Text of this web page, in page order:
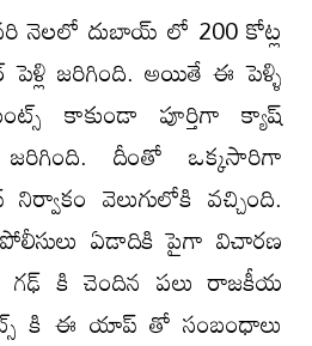
నెలలో దుబాయ్ లో 200 కోట్ల
పెళ్లి జరిగింది. అయితే ఈ పెళ్ళి
కాకుండా పూర్తిగా క్యాష్
దీంతో ఒక్కసారిగా
వెలుగులోకి వచ్చింది.
ఏడాదికి పైగా విచారణ
గఢ్ కి చెందిన పలు రాజకీయ
కి ఈ యాప్ తో సంబంధాలు